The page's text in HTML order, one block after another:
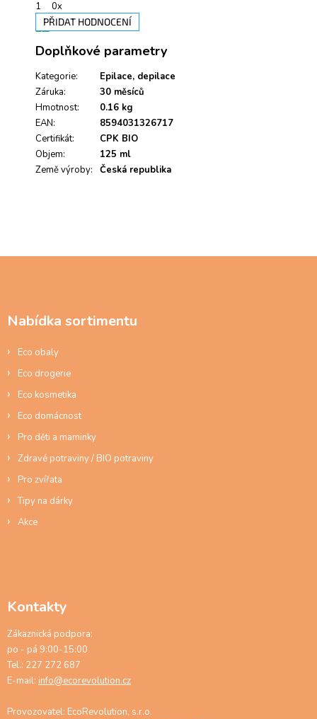
1 0x
PŘIDAT HODNOCENÍ
ý
i
s
h
d
n
o
c
Doplňkové parametry
Kategorie:
Epilace, depilace
Záruka:
30 měsíců
Hmotnost:
0.16 kg
EAN:
8594031326717
Certifikát:
CPK BIO
Objem:
125 ml
Země výroby: Česká republika
Nabídka sortimentu
Eco obaly
Eco drogerie
Eco kosmetika
Eco domácnost
Pro děti a maminky
Zdravé potraviny / BIO potraviny
Pro zvířata
Tipy na dárky
Akce
Kontakty
Zákaznická podpora:
po - pá 9:00-15:00
Tel.: 227 272 687
E-mail: info@ecorevolution.cz
Provozovatel: EcoRevolution, s.r.o.